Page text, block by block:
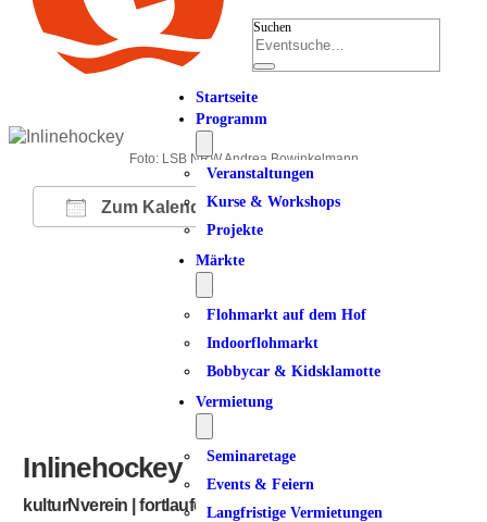
Suchen
Startseite
Programm
Veranstaltungen
Kurse & Workshops
Projekte
Märkte
Flohmarkt auf dem Hof
Indoorflohmarkt
Bobbycar & Kidsklamotte
Vermietung
Seminaretage
Events & Feiern
Langfristige Vermietungen
Foto: LSB NRW Andrea Bowinkelmann
Zum Kalender hinzufügen
ICS herunterladen
Google Kalender
iCalendarOffice 365
Inlinehockey
kulturNverein | fortlaufend